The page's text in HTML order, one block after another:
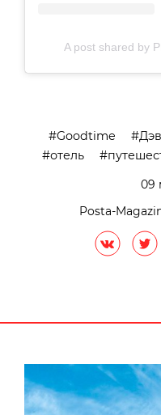
A post shared by
Goodtime
отель
09
Posta-